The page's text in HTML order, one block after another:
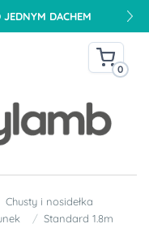
DACHEM
0
Chusty i nosidełka
Standard 1.8m